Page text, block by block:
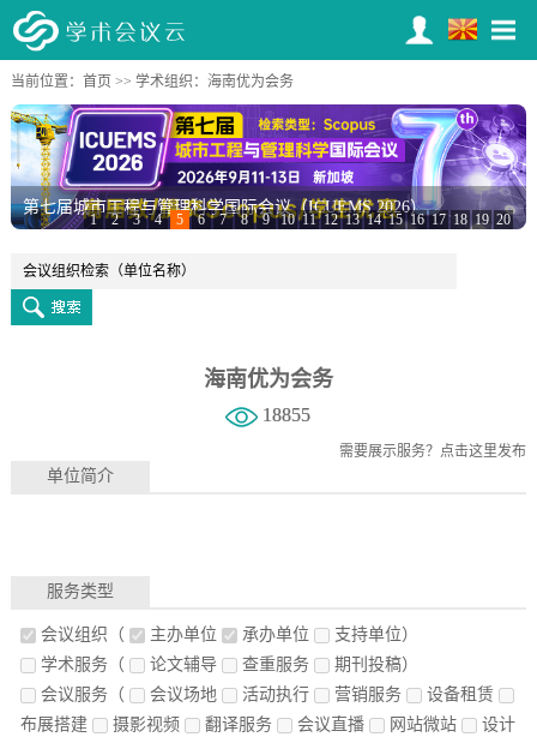
当前位置： 首页 >> 学术组织 ：海南优为会务
第七届城市工程与管理科学国际会议（ICUEMS 2026）
1 2 3 4 5 6 7 8 9 10 11 12 13 14 15 16 17 18 19 20
海南优为会务
18855
需要展示服务？ 点击这里发布
单位简介
服务类型
会议组织 （ 主办单位 承办单位
支持单位）
学术服务（ 论文辅导 查重服务
期刊投稿）
会议服务（ 会议场地 活动执行 营销服务
设备租赁
布展搭建
摄影视频 翻译服务 会议直播 网站微站
设计